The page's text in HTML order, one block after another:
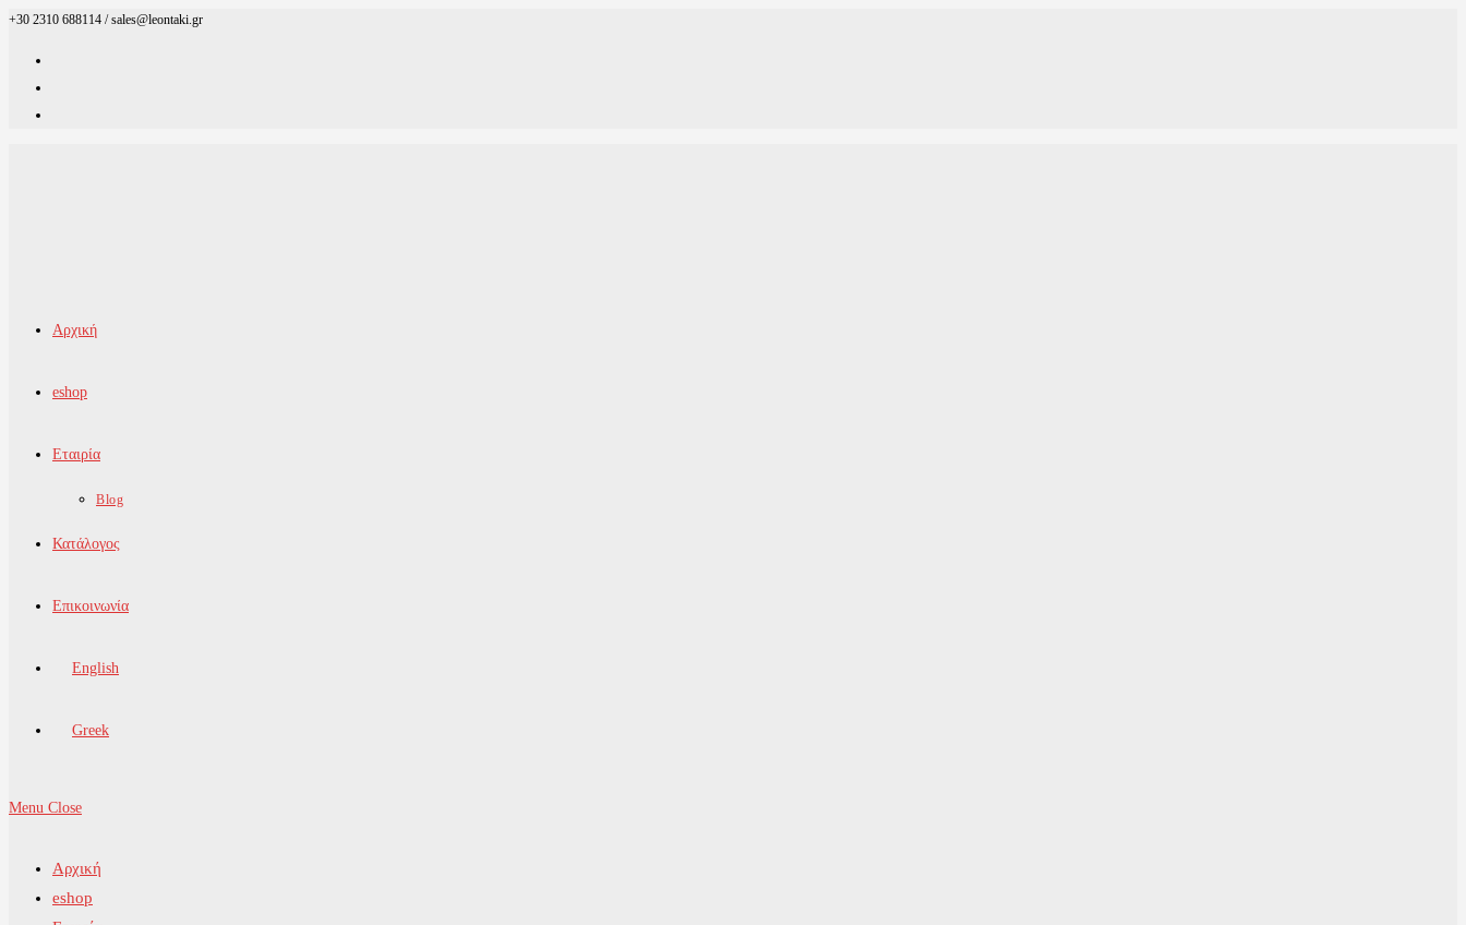
Skip
+30 2310 688114 / sales@leontaki.gr
Αρχική
eshop
Εταιρία
Blog
Κατάλογος
Επικοινωνία
English
Greek
Menu Close
Αρχική
eshop